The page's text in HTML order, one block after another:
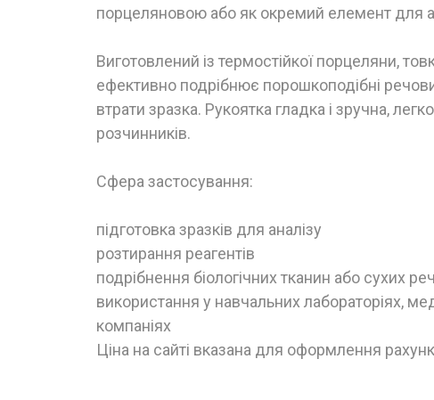
порцеляновою або як окремий елемент для
Виготовлений із термостійкої порцеляни,
ефективно подрібнює порошкоподібні
втрати зразка. Рукоятка гладка і зручна,
розчинників.
Сфера застосування:
підготовка зразків для аналізу
розтирання реагентів
подрібнення біологічних тканин або сухих
використання у навчальних лабораторіях,
компаніях
Ціна на сайті вказана для оформлення